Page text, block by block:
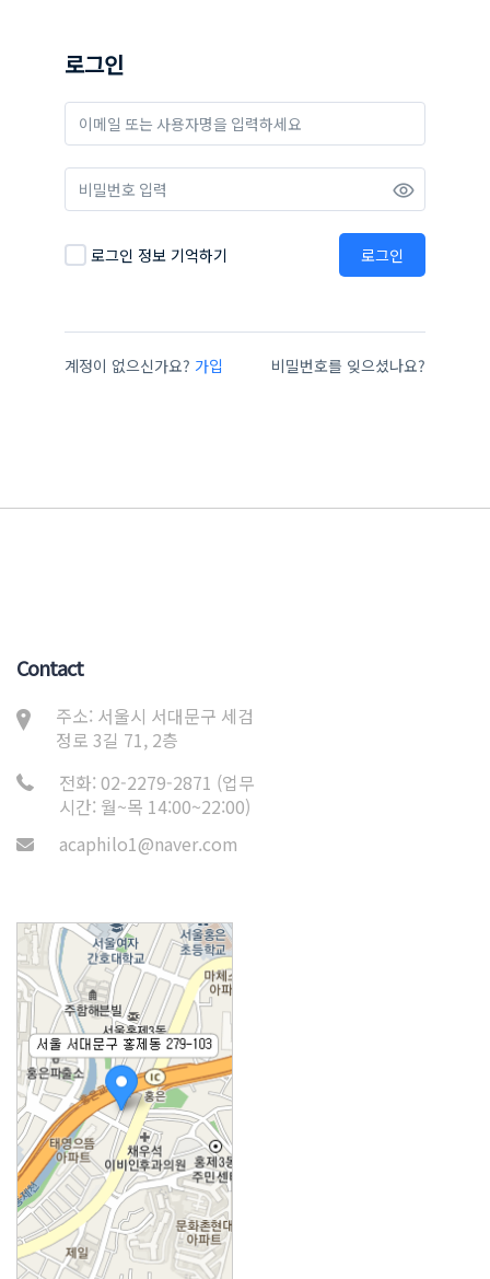
로그인
로그인 정보 기억하기 로그인
계정이 없으신가요? 가입 비밀번호를 잊으셨나요?
Contact
주소: 서울시 서대문구 세검
정로 3길 71, 2층
전화: 02-2279-2871 (업무
시간: 월~목 14:00~22:00)
acaphilo1@naver.com